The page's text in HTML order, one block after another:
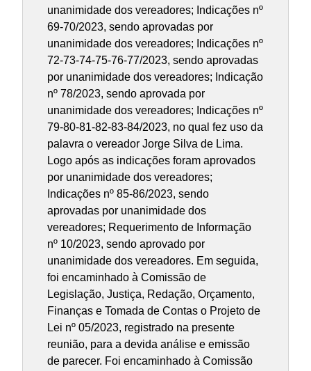
unanimidade dos vereadores; Indicações nº
69-70/2023, sendo aprovadas por
unanimidade dos vereadores; Indicações nº
72-73-74-75-76-77/2023, sendo aprovadas
por unanimidade dos vereadores; Indicação
nº 78/2023, sendo aprovada por
unanimidade dos vereadores; Indicações nº
79-80-81-82-83-84/2023, no qual fez uso da
palavra o vereador Jorge Silva de Lima.
Logo após as indicações foram aprovados
por unanimidade dos vereadores;
Indicações nº 85-86/2023, sendo
aprovadas por unanimidade dos
vereadores; Requerimento de Informação
nº 10/2023, sendo aprovado por
unanimidade dos vereadores. Em seguida,
foi encaminhado à Comissão de
Legislação, Justiça, Redação, Orçamento,
Finanças e Tomada de Contas o Projeto de
Lei nº 05/2023, registrado na presente
reunião, para a devida análise e emissão
de parecer. Foi encaminhado à Comissão